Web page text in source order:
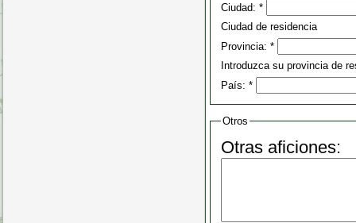
Ciudad: *
Ciudad de residencia
Provincia: *
Introduzca su provincia de
País: *
Otros
Otras aficiones: